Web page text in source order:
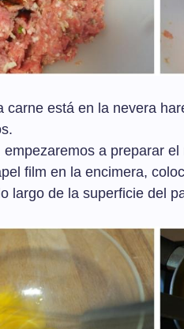
carne está en la nevera
empezaremos a preparar
film en la encimera,
largo de la superficie del